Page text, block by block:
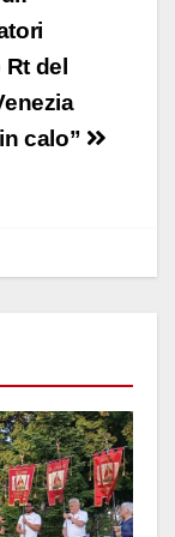
del
calo”